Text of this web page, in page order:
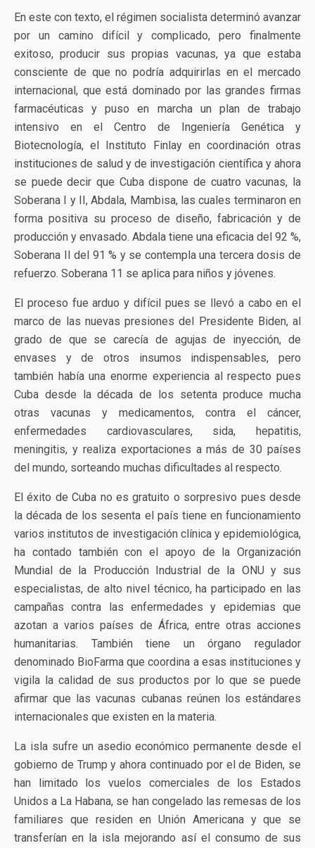
En este con texto, el régimen socialista determinó avanzar
por un camino difícil y complicado, pero finalmente
exitoso, producir sus propias vacunas, ya que estaba
consciente de que no podría adquirirlas en el mercado
internacional, que está dominado por las grandes firmas
farmacéuticas y puso en marcha un plan de trabajo
intensivo en el Centro de Ingeniería Genética y
Biotecnología, el Instituto Finlay en coordinación otras
instituciones de salud y de investigación científica y ahora
se puede decir que Cuba dispone de cuatro vacunas, la
Soberana I y II, Abdala, Mambisa, las cuales terminaron en
forma positiva su proceso de diseño, fabricación y de
producción y envasado. Abdala tiene una eficacia del 92 %,
Soberana II del 91 % y se contempla una tercera dosis de
refuerzo. Soberana 11 se aplica para niños y jóvenes.
El proceso fue arduo y difícil pues se llevó a cabo en el
marco de las nuevas presiones del Presidente Biden, al
grado de que se carecía de agujas de inyección, de
envases y de otros insumos indispensables, pero
también había una enorme experiencia al respecto pues
Cuba desde la década de los setenta produce mucha
otras vacunas y medicamentos, contra el cáncer,
enfermedades cardiovasculares, sida, hepatitis,
meningitis, y realiza exportaciones a más de 30 países
del mundo, sorteando muchas dificultades al respecto.
El éxito de Cuba no es gratuito o sorpresivo pues desde
la década de los sesenta el país tiene en funcionamiento
varios institutos de investigación clínica y epidemiológica,
ha contado también con el apoyo de la Organización
Mundial de la Producción Industrial de la ONU y sus
especialistas, de alto nivel técnico, ha participado en las
campañas contra las enfermedades y epidemias que
azotan a varios países de África, entre otras acciones
humanitarias. También tiene un órgano regulador
denominado BioFarma que coordina a esas instituciones y
vigila la calidad de sus productos por lo que se puede
afirmar que las vacunas cubanas reúnen los estándares
internacionales que existen en la materia.
La isla sufre un asedio económico permanente desde el
gobierno de Trump y ahora continuado por el de Biden, se
han limitado los vuelos comerciales de los Estados
Unidos a La Habana, se han congelado las remesas de los
familiares que residen en Unión Americana y que se
transferían en la isla mejorando así el consumo de sus